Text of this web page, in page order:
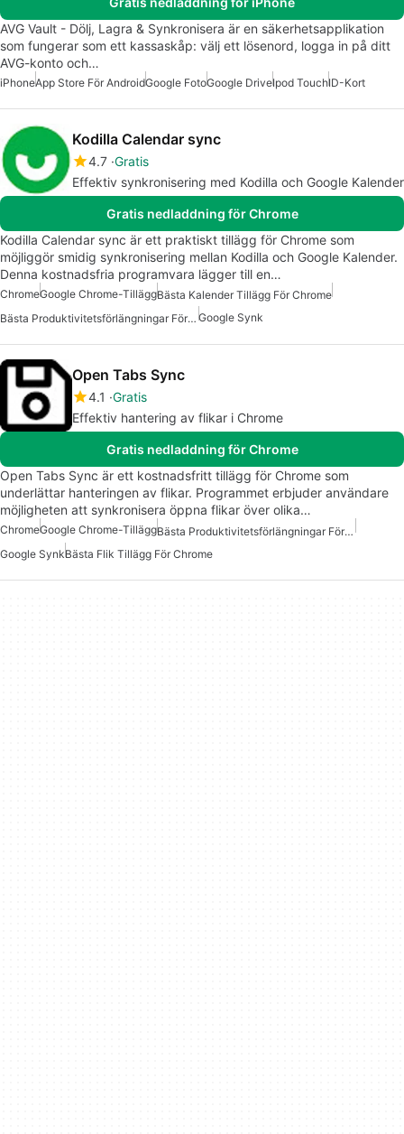
AVG Vault - Dölj, Lagra & Synkronisera är en säkerhetsapplikation
som fungerar som ett kassaskåp: välj ett lösenord, logga in på ditt
AVG-konto och…
iPhoneApp Store För AndroidGoogle FotoGoogle DriveIpod TouchID-Kort
Kodilla Calendar sync
4.7 Gratis
Effektiv synkronisering med Kodilla och Google Kalender
Gratis nedladdning för Chrome
Kodilla Calendar sync är ett praktiskt tillägg för Chrome som
möjliggör smidig synkronisering mellan Kodilla och Google Kalender.
Denna kostnadsfria programvara lägger till en…
ChromeGoogle Chrome-TilläggBästa Kalender Tillägg För Chrome
Bästa Produktivitetsförlängningar För Chrome Google Synk
Open Tabs Sync
4.1 Gratis
Effektiv hantering av flikar i Chrome
Gratis nedladdning för Chrome
Open Tabs Sync är ett kostnadsfritt tillägg för Chrome som
underlättar hanteringen av flikar. Programmet erbjuder användare
möjligheten att synkronisera öppna flikar över olika…
ChromeGoogle Chrome-Tillägg
Bästa Produktivitetsförlängningar För Chrome
Google SynkBästa Flik Tillägg För Chrome